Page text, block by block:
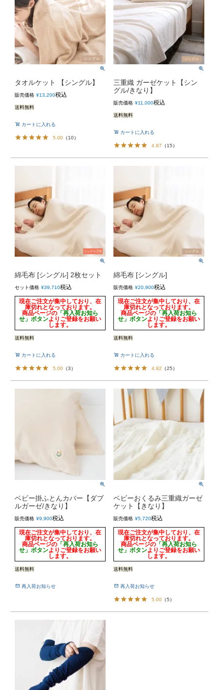
タオルケット 【シングル】
販売価格 ¥13,200税込
送料無料
カートに入れる
5.00 （10）
三重織 ガーゼケット【シン
グル/きなり】
販売価格 ¥11,000税込
送料無料
カートに入れる
4.87 （15）
綿毛布 [シングル] 2枚セット
セット価格 ¥39,710税込
現在ご注文が集中しており、在
庫切れとなっております。
商品ページの 「再入荷お知ら
せ」ボタンよりご登録をお願い
します。
送料無料
カートに入れる
5.00 （3）
綿毛布 [シングル]
販売価格 ¥20,900税込
現在ご注文が集中しており、在
庫切れとなっております。
商品ページの「再入荷お知ら
せ」ボタンよりご登録をお願い
します。
送料無料
カートに入れる
4.92 （25）
ベビー掛ふとんカバー【ダブ
ルガーゼ/きなり】
販売価格 ¥9,900税込
現在ご注文が集中しており、在
庫切れとなっております。
商品ページの 「再入荷お知ら
せ」ボタンよりご登録をお願い
します。
送料無料
再入荷お知らせ
ベビーおくるみ三重織ガーゼ
ケット【きなり】
販売価格 ¥5,720税込
現在ご注文が集中しており、在
庫切れとなっております。
商品ページの「再入荷お知ら
せ」ボタンよりご登録をお願い
します。
送料無料
再入荷お知らせ
5.00 （5）